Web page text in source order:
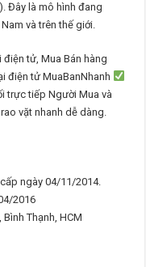
Đây là mô hình đang
và trên thế giới.
tử, Mua Bán hàng
điện tử MuaBanNhanh
trực tiếp Người Mua và
vặt nhanh dễ dàng.
ngày 04/11/2014.
2016
Thạnh, HCM